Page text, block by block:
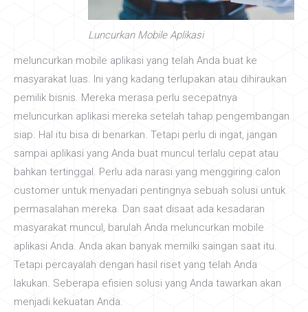
Luncurkan Mobile Aplikasi
meluncurkan mobile aplikasi yang telah Anda buat ke
masyarakat luas. Ini yang kadang terlupakan atau dihiraukan
pemilik bisnis. Mereka merasa perlu secepatnya
meluncurkan aplikasi mereka setelah tahap pengembangan
siap. Hal itu bisa di benarkan. Tetapi perlu di ingat, jangan
sampai aplikasi yang Anda buat muncul terlalu cepat atau
bahkan tertinggal. Perlu ada narasi yang menggiring calon
customer untuk menyadari pentingnya sebuah solusi untuk
permasalahan mereka. Dan saat disaat ada kesadaran
masyarakat muncul, barulah Anda meluncurkan mobile
aplikasi Anda. Anda akan banyak memilki saingan saat itu.
Tetapi percayalah dengan hasil riset yang telah Anda
lakukan. Seberapa efisien solusi yang Anda tawarkan akan
menjadi kekuatan Anda.